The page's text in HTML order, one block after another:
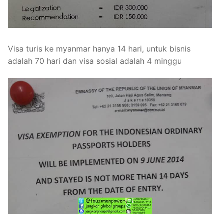
Visa turis ke myanmar hanya 14 hari, untuk bisnis
adalah 70 hari dan visa sosial adalah 4 minggu